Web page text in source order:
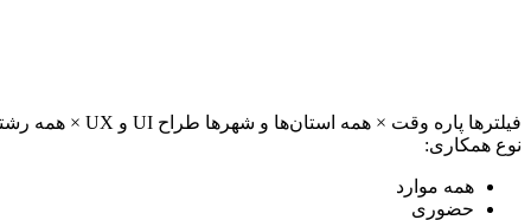
فیلترها پاره وقت × همه استان‌ها و شهرها طراح UI و UX × همه
نوع همکاری:
همه موارد
حضوری